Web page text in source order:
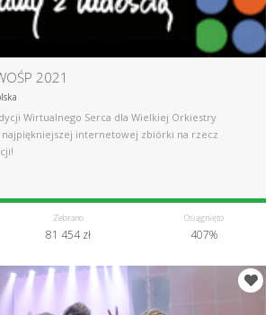
2021
Wirtualnego Serca dla Wielkiej Orkiestry
internetowej zbiórki na rzecz
Zebrano
81 454 zł
Osiągnięto
407%